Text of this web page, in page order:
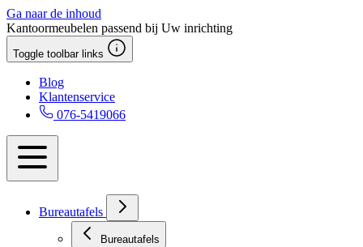
Ga naar de inhoud
Kantoormeubelen passend bij Uw inrichting
Toggle toolbar links
Blog
Klantenservice
076-5419066
Bureautafels
Bureautafels